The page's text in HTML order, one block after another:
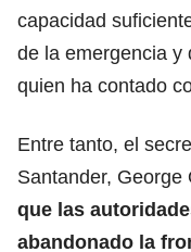
capacidad
de la emergencia y
quien ha contado
Entre tanto, el
Santander, George
que las
abandonado la